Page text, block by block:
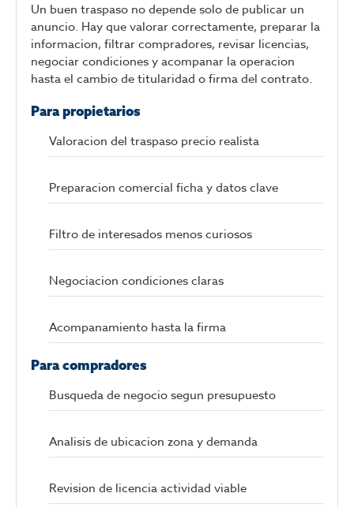
Un buen traspaso no depende solo de publicar un
anuncio. Hay que valorar correctamente, preparar la
informacion, filtrar compradores, revisar licencias,
negociar condiciones y acompanar la operacion
hasta el cambio de titularidad o firma del contrato.
Para propietarios
Valoracion del traspaso precio realista
Preparacion comercial ficha y datos clave
Filtro de interesados menos curiosos
Negociacion condiciones claras
Acompanamiento hasta la firma
Para compradores
Busqueda de negocio segun presupuesto
Analisis de ubicacion zona y demanda
Revision de licencia actividad viable